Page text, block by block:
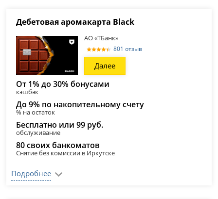
Дебетовая аромакарта Black
АО «ТБанк»
801 отзыв
Далее
От 1% до 30% бонусами
кэшбэк
До 9% по накопительному счету
% на остаток
Бесплатно или 99 руб.
обслуживание
80 своих банкоматов
Снятие без комиссии в Иркутске
Подробнее